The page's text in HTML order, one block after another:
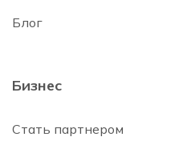
Блог
Бизнес
Стать партнером